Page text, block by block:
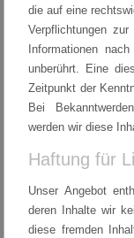
die auf eine
Verpflichtungen
Informationen
unberührt. Eine
Zeitpunkt der
Bei
werden wir diese
Haftung für
Unser Angebot
deren Inhalte wir
diese fremden